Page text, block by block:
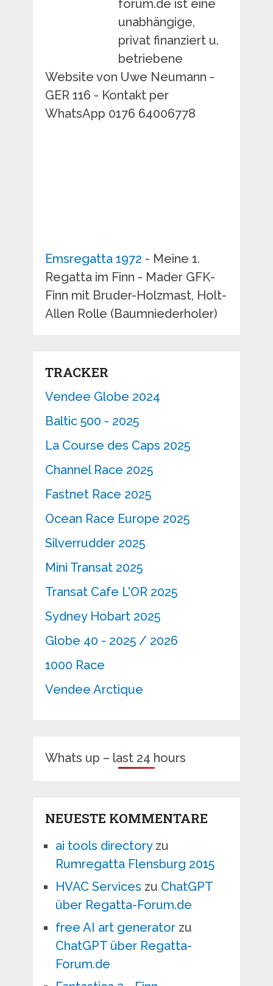
forum.de ist eine
unabhängige,
privat finanziert u.
betriebene
Website von Uwe Neumann -
GER 116 - Kontakt per
WhatsApp 0176 64006778
Emsregatta 1972 - Meine 1.
Regatta im Finn - Mader GFK-
Finn mit Bruder-Holzmast, Holt-
Allen Rolle (Baumniederholer)
TRACKER
Vendee Globe 2024
Baltic 500 - 2025
La Course des Caps 2025
Channel Race 2025
Fastnet Race 2025
Ocean Race Europe 2025
Silverrudder 2025
Mini Transat 2025
Transat Cafe L'OR 2025
Sydney Hobart 2025
Globe 40 - 2025 / 2026
1000 Race
Vendee Arctique
Whats up – last 24 hours
NEUESTE KOMMENTARE
ai tools directoryzu
Rumregatta Flensburg 2015
HVAC Services zu ChatGPT
über Regatta-Forum.de
free AI art generatorzu
ChatGPT über Regatta-
Forum.de